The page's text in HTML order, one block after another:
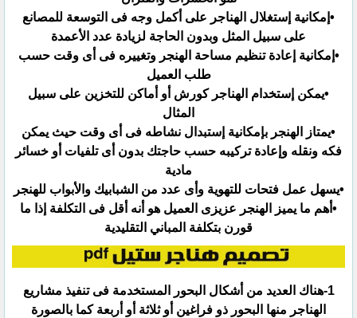
•إمكانية إستغلال الهناجر على أكمل وجه فى التوسعة للمصانع
على سبيل المثل وبدون الحاجة لزيادة عدد ‏الأعمدة
•إمكانية إعادة تنظيم مساحة الهنجر وتغييره فى أى وقت حسب
طلب العميل
•يمكن إستخدام الهناجر كورش أو أماكن للتخزين على سبيل
المثال
•يمتاز الهنجر بإمكانية إستبدال نشاطه فى أى وقت حيث يمكن
فكه ونقله وإعادة تركيبه حسب حاجتك بدون أى ‏تلفيات أو خسائر
مادية
•يسهل عمل فتحات للتهوية وأى عدد من الشبابيك والأبواب للهنجر
•أهم ما يميز الهنجر عزيزى العميل هو أنه أقل فى التكلفة إذا ما
قورن بتكلفة المباني التقليدية
‏1-هناك العديد من أشكال البحور المستخدمة فى تنفيذ مشاريع
الهناجر منها البحور ذو فراغين أو ثلاثة أو أربعة كما ‏بالصورة